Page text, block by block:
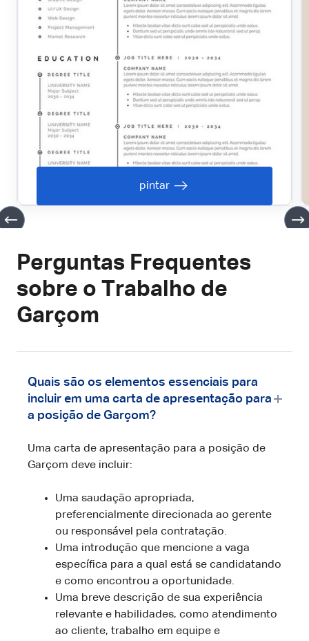
pintar
Perguntas Frequentes
sobre o Trabalho de
Garçom
Quais são os elementos essenciais para
incluir em uma carta de apresentação para
a posição de Garçom?
Uma carta de apresentação para a posição de
Garçom deve incluir:
Uma saudação apropriada,
preferencialmente direcionada ao gerente
ou responsável pela contratação.
Uma introdução que mencione a vaga
específica para a qual está se candidatando
e como encontrou a oportunidade.
Uma breve descrição de sua experiência
relevante e habilidades, como atendimento
ao cliente, trabalho em equipe e